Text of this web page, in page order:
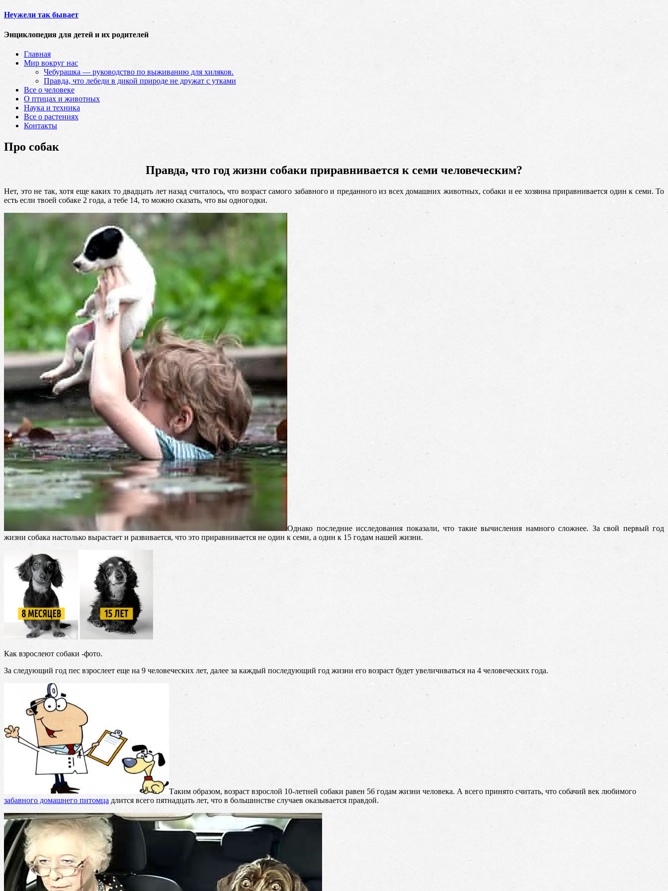
Неужели так бывает
Энциклопедия для детей и их родителей
Главная
Мир вокруг нас
Чебурашка — руководство по выживанию для хиляков.
Правда, что лебеди в дикой природе не дружат с утками
Все о человеке
О птицах и животных
Наука и техника
Все о растениях
Контакты
Про собак
Правда, что год жизни собаки приравнивается к семи человеческим?
Нет, это не так, хотя еще каких то двадцать лет назад считалось, что возраст самого забавного и преданного из всех домашних животных, собаки и ее хозяина приравнивается один к семи. То
есть если твоей собаке 2 года, а тебе 14, то можно сказать, что вы одногодки.
Однако последние исследования показали, что такие вычисления намного сложнее. За свой первый год
жизни собака настолько вырастает и развивается, что это приравнивается не один к семи, а один к 15 годам нашей жизни.
Как взрослеют собаки -фото.
За следующий год пес взрослеет еще на 9 человеческих лет, далее за каждый последующий год жизни его возраст будет увеличиваться на 4 человеческих года.
Таким образом, возраст взрослой 10-летней собаки равен 56 годам жизни человека. А всего принято считать, что собачий век любимого
забавного домашнего питомца длится всего пятнадцать лет, что в большинстве случаев оказывается правдой.